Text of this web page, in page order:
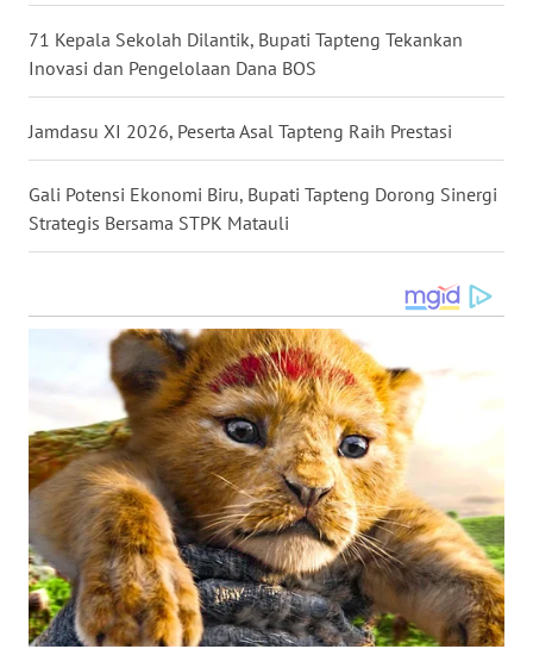
71 Kepala Sekolah Dilantik, Bupati Tapteng Tekankan
Inovasi dan Pengelolaan Dana BOS
Jamdasu XI 2026, Peserta Asal Tapteng Raih Prestasi
Gali Potensi Ekonomi Biru, Bupati Tapteng Dorong Sinergi
Strategis Bersama STPK Matauli
WN
SULUT
WN
WN
MALUT
WN
DANAU
TOBA
WN
NIAS
WN
LANGKAT